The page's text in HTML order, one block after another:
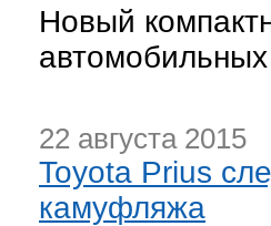
Новый
22 августа 2015
Toyota Prius
камуфляжа